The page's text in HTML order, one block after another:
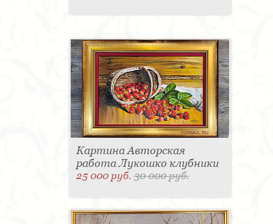
Картина Авторская
работа Лукошко клубники
25 000 руб.30 000 руб.